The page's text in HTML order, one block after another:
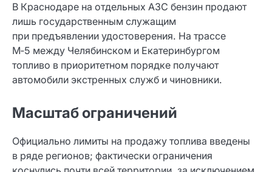
В Краснодаре на отдельных АЗС бензин продают
лишь государственным служащим
при предъявлении удостоверения. На трассе
М‑5 между Челябинском и Екатеринбургом
топливо в приоритетном порядке получают
автомобили экстренных служб и чиновники.
Масштаб ограничений
Официально лимиты на продажу топлива введены
в ряде регионов; фактически ограничения